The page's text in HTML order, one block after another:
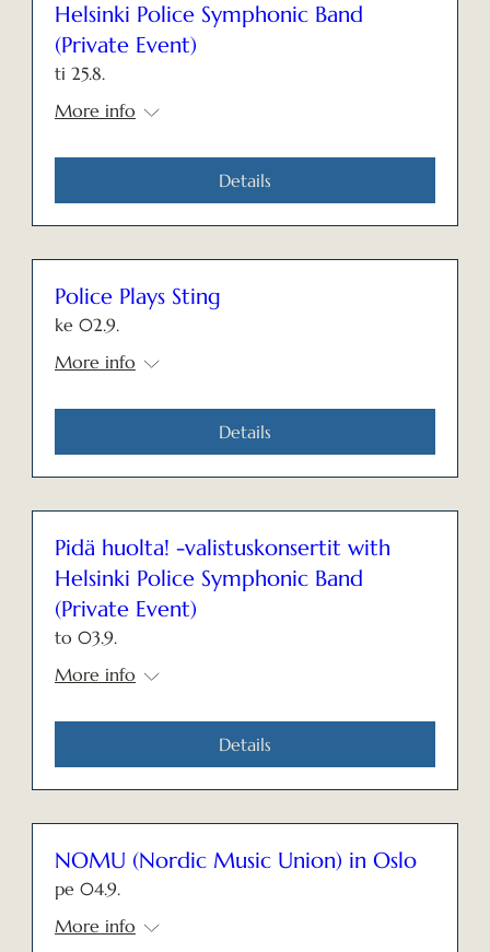
Helsinki Police Symphonic Band
(Private Event)
ti 25.8.
More info
Details
Police Plays Sting
ke 02.9.
More info
Details
Pidä huolta! -valistuskonsertit with
Helsinki Police Symphonic Band
(Private Event)
to 03.9.
More info
Details
NOMU (Nordic Music Union) in Oslo
pe 04.9.
More info